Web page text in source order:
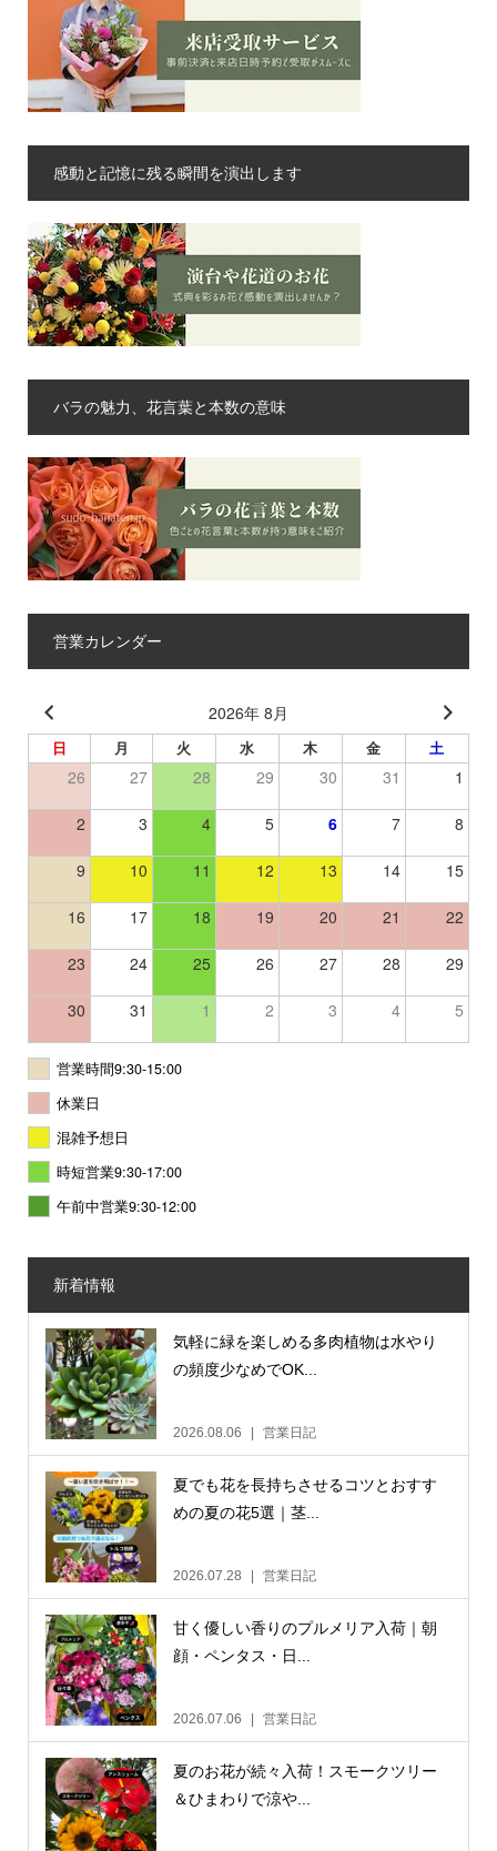
感動と記憶に残る瞬間を演出します
バラの魅力、花言葉と本数の意味
営業カレンダー
2026年 8月
日 月 火 水 木 金 土
26 27 28 29 30 31 1
2 3 4 5 6 7 8
9 10 11 12 13 14 15
16 17 18 19 20 21 22
23 24 25 26 27 28 29
30 31 1 2 3 4 5
営業時間9:30-15:00
休業日
混雑予想日
時短営業9:30-17:00
午前中営業9:30-12:00
新着情報
気軽に緑を楽しめる多肉植物は水やり
の頻度少なめでOK...
2026.08.06 営業日記
夏でも花を長持ちさせるコツとおすす
めの夏の花5選｜茎...
2026.07.28 営業日記
甘く優しい香りのプルメリア入荷｜朝
顔・ペンタス・日...
2026.07.06 営業日記
夏のお花が続々入荷！スモークツリー
＆ひまわりで涼や...